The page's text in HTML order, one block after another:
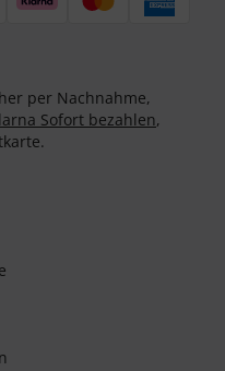
per Nachnahme,
Sofort bezahlen,